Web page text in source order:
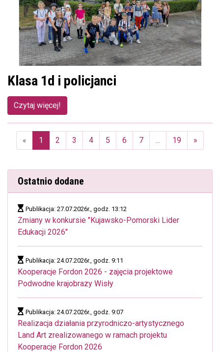
Klasa 1d i policjanci
Czytaj więcej!
«
1
2 3 4 5 6 7 19 »
Ostatnio dodane
Publikacja: 27.07.2026r., godz. 13:12
Zmiany w konkursie "Kujawsko-Pomorski Lider
Edukacji 2026"
Publikacja: 24.07.2026r., godz. 9:11
Kooperacje Fordon 2026 - zajęcia projektowe
Podwodne krajobrazy Wisły
Publikacja: 24.07.2026r., godz. 9:07
Realizacja działania przyrodniczo-artystycznego
Land Art zrealizowanego w ramach projektu
Kooperacje Fordon 2026